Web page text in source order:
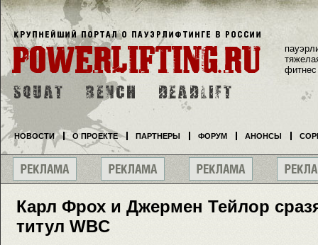
Карл Фрох и Джермен Тейлор
титул WBC
фитнес
НОВОСТИ О ПРОЕКТЕ ПАРТНЕРЫ ФОРУМ АНОНСЫ